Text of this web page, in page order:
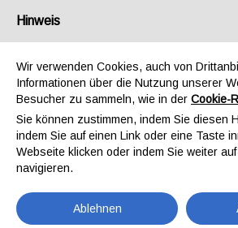
UNTERNEHMEN
EREIGNISSE
Hinweis
Wir verwenden Cookies, auch von
Informationen über die Nutzung unserer
Besucher zu sammeln, wie in der Cookie-
Sie können zustimmen, indem Sie diesen
indem Sie auf einen Link oder eine Taste
Webseite klicken oder indem Sie weiter
navigieren.
Ablehnen